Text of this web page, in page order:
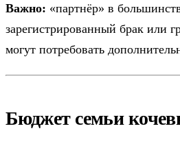
Важно: «партнёр» в
зарегистрированный брак или
могут потребовать
Бюджет семьи